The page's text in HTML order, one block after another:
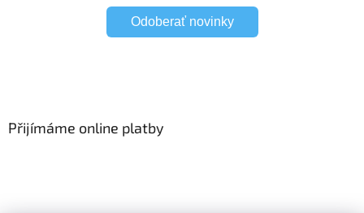
Odoberať novinky
Přijímáme online platby